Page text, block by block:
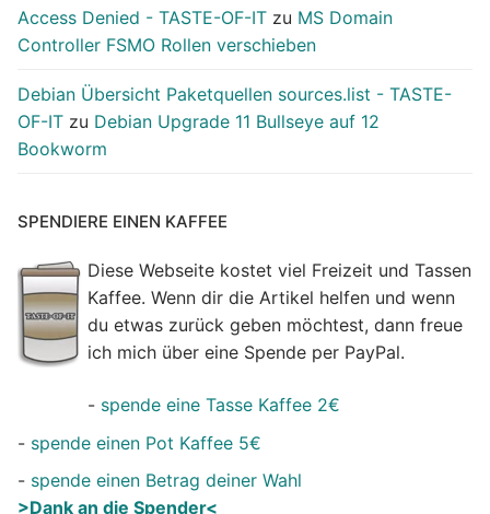
Access Denied - TASTE-OF-IT zu MS Domain
Controller FSMO Rollen verschieben
Debian Übersicht Paketquellen sources.list - TASTE-
OF-IT zu Debian Upgrade 11 Bullseye auf 12
Bookworm
SPENDIERE EINEN KAFFEE
Diese Webseite kostet viel Freizeit und Tassen
Kaffee. Wenn dir die Artikel helfen und wenn
du etwas zurück geben möchtest, dann freue
ich mich über eine Spende per PayPal.
- spende eine Tasse Kaffee 2€
- spende einen Pot Kaffee 5€
- spende einen Betrag deiner Wahl
>Dank an die Spender<